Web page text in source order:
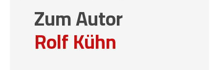
Zum Autor
Rolf Kühn